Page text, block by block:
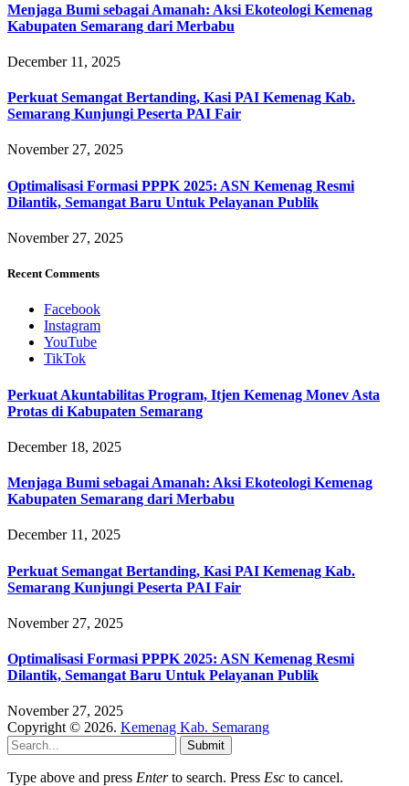
Menjaga Bumi sebagai Amanah: Aksi Ekoteologi Kemenag
Kabupaten Semarang dari Merbabu
December 11, 2025
Perkuat Semangat Bertanding, Kasi PAI Kemenag Kab.
Semarang Kunjungi Peserta PAI Fair
November 27, 2025
Optimalisasi Formasi PPPK 2025: ASN Kemenag Resmi
Dilantik, Semangat Baru Untuk Pelayanan Publik
November 27, 2025
Recent Comments
Facebook
Instagram
YouTube
TikTok
Perkuat Akuntabilitas Program, Itjen Kemenag Monev Asta
Protas di Kabupaten Semarang
December 18, 2025
Menjaga Bumi sebagai Amanah: Aksi Ekoteologi Kemenag
Kabupaten Semarang dari Merbabu
December 11, 2025
Perkuat Semangat Bertanding, Kasi PAI Kemenag Kab.
Semarang Kunjungi Peserta PAI Fair
November 27, 2025
Optimalisasi Formasi PPPK 2025: ASN Kemenag Resmi
Dilantik, Semangat Baru Untuk Pelayanan Publik
November 27, 2025
Copyright © 2026. Kemenag Kab. Semarang
Submit
Type above and press Enterto search. Press Esc to cancel.